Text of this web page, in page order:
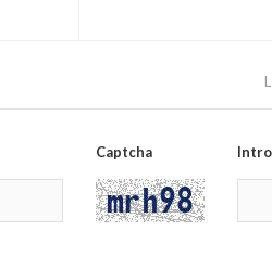
Captcha